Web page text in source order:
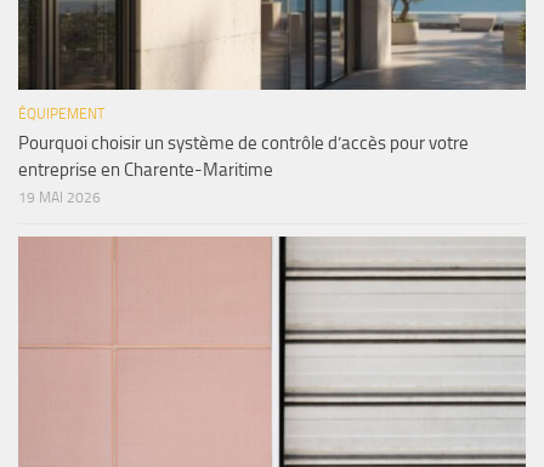
ÉQUIPEMENT
Pourquoi choisir un système de contrôle d’accès pour votre
entreprise en Charente-Maritime
19 MAI 2026